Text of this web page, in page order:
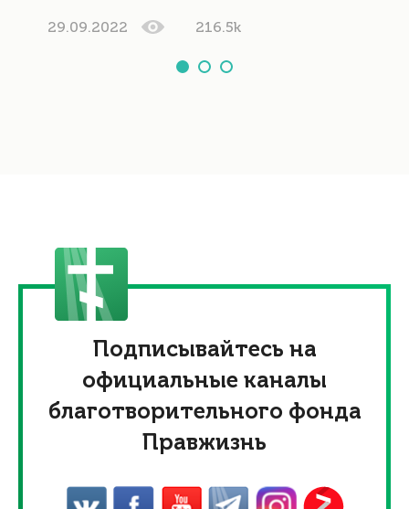
29.09.2022 216.5k
Подписывайтесь на
официальные каналы
благотворительного фонда
Правжизнь